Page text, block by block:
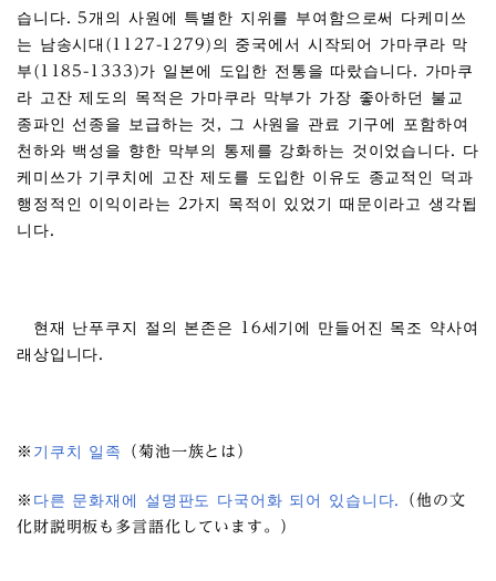
습니다. 5개의 사원에 특별한 지위를 부여함으로써 다케미쓰
는 남송시대(1127-1279)의 중국에서 시작되어 가마쿠라 막
부(1185-1333)가 일본에 도입한 전통을 따랐습니다. 가마쿠
라 고잔 제도의 목적은 가마쿠라 막부가 가장 좋아하던 불교
종파인 선종을 보급하는 것, 그 사원을 관료 기구에 포함하여
천하와 백성을 향한 막부의 통제를 강화하는 것이었습니다. 다
케미쓰가 기쿠치에 고잔 제도를 도입한 이유도 종교적인 덕과
행정적인 이익이라는 2가지 목적이 있었기 때문이라고 생각됩
니다.
현재 난푸쿠지 절의 본존은 16세기에 만들어진 목조 약사여
래상입니다.
※ 기쿠치 일족 （菊池一族とは）
※ 다른 문화재에 설명판도 다국어화 되어 있습니다.
（他の文
化財説明板も多言語化しています。）